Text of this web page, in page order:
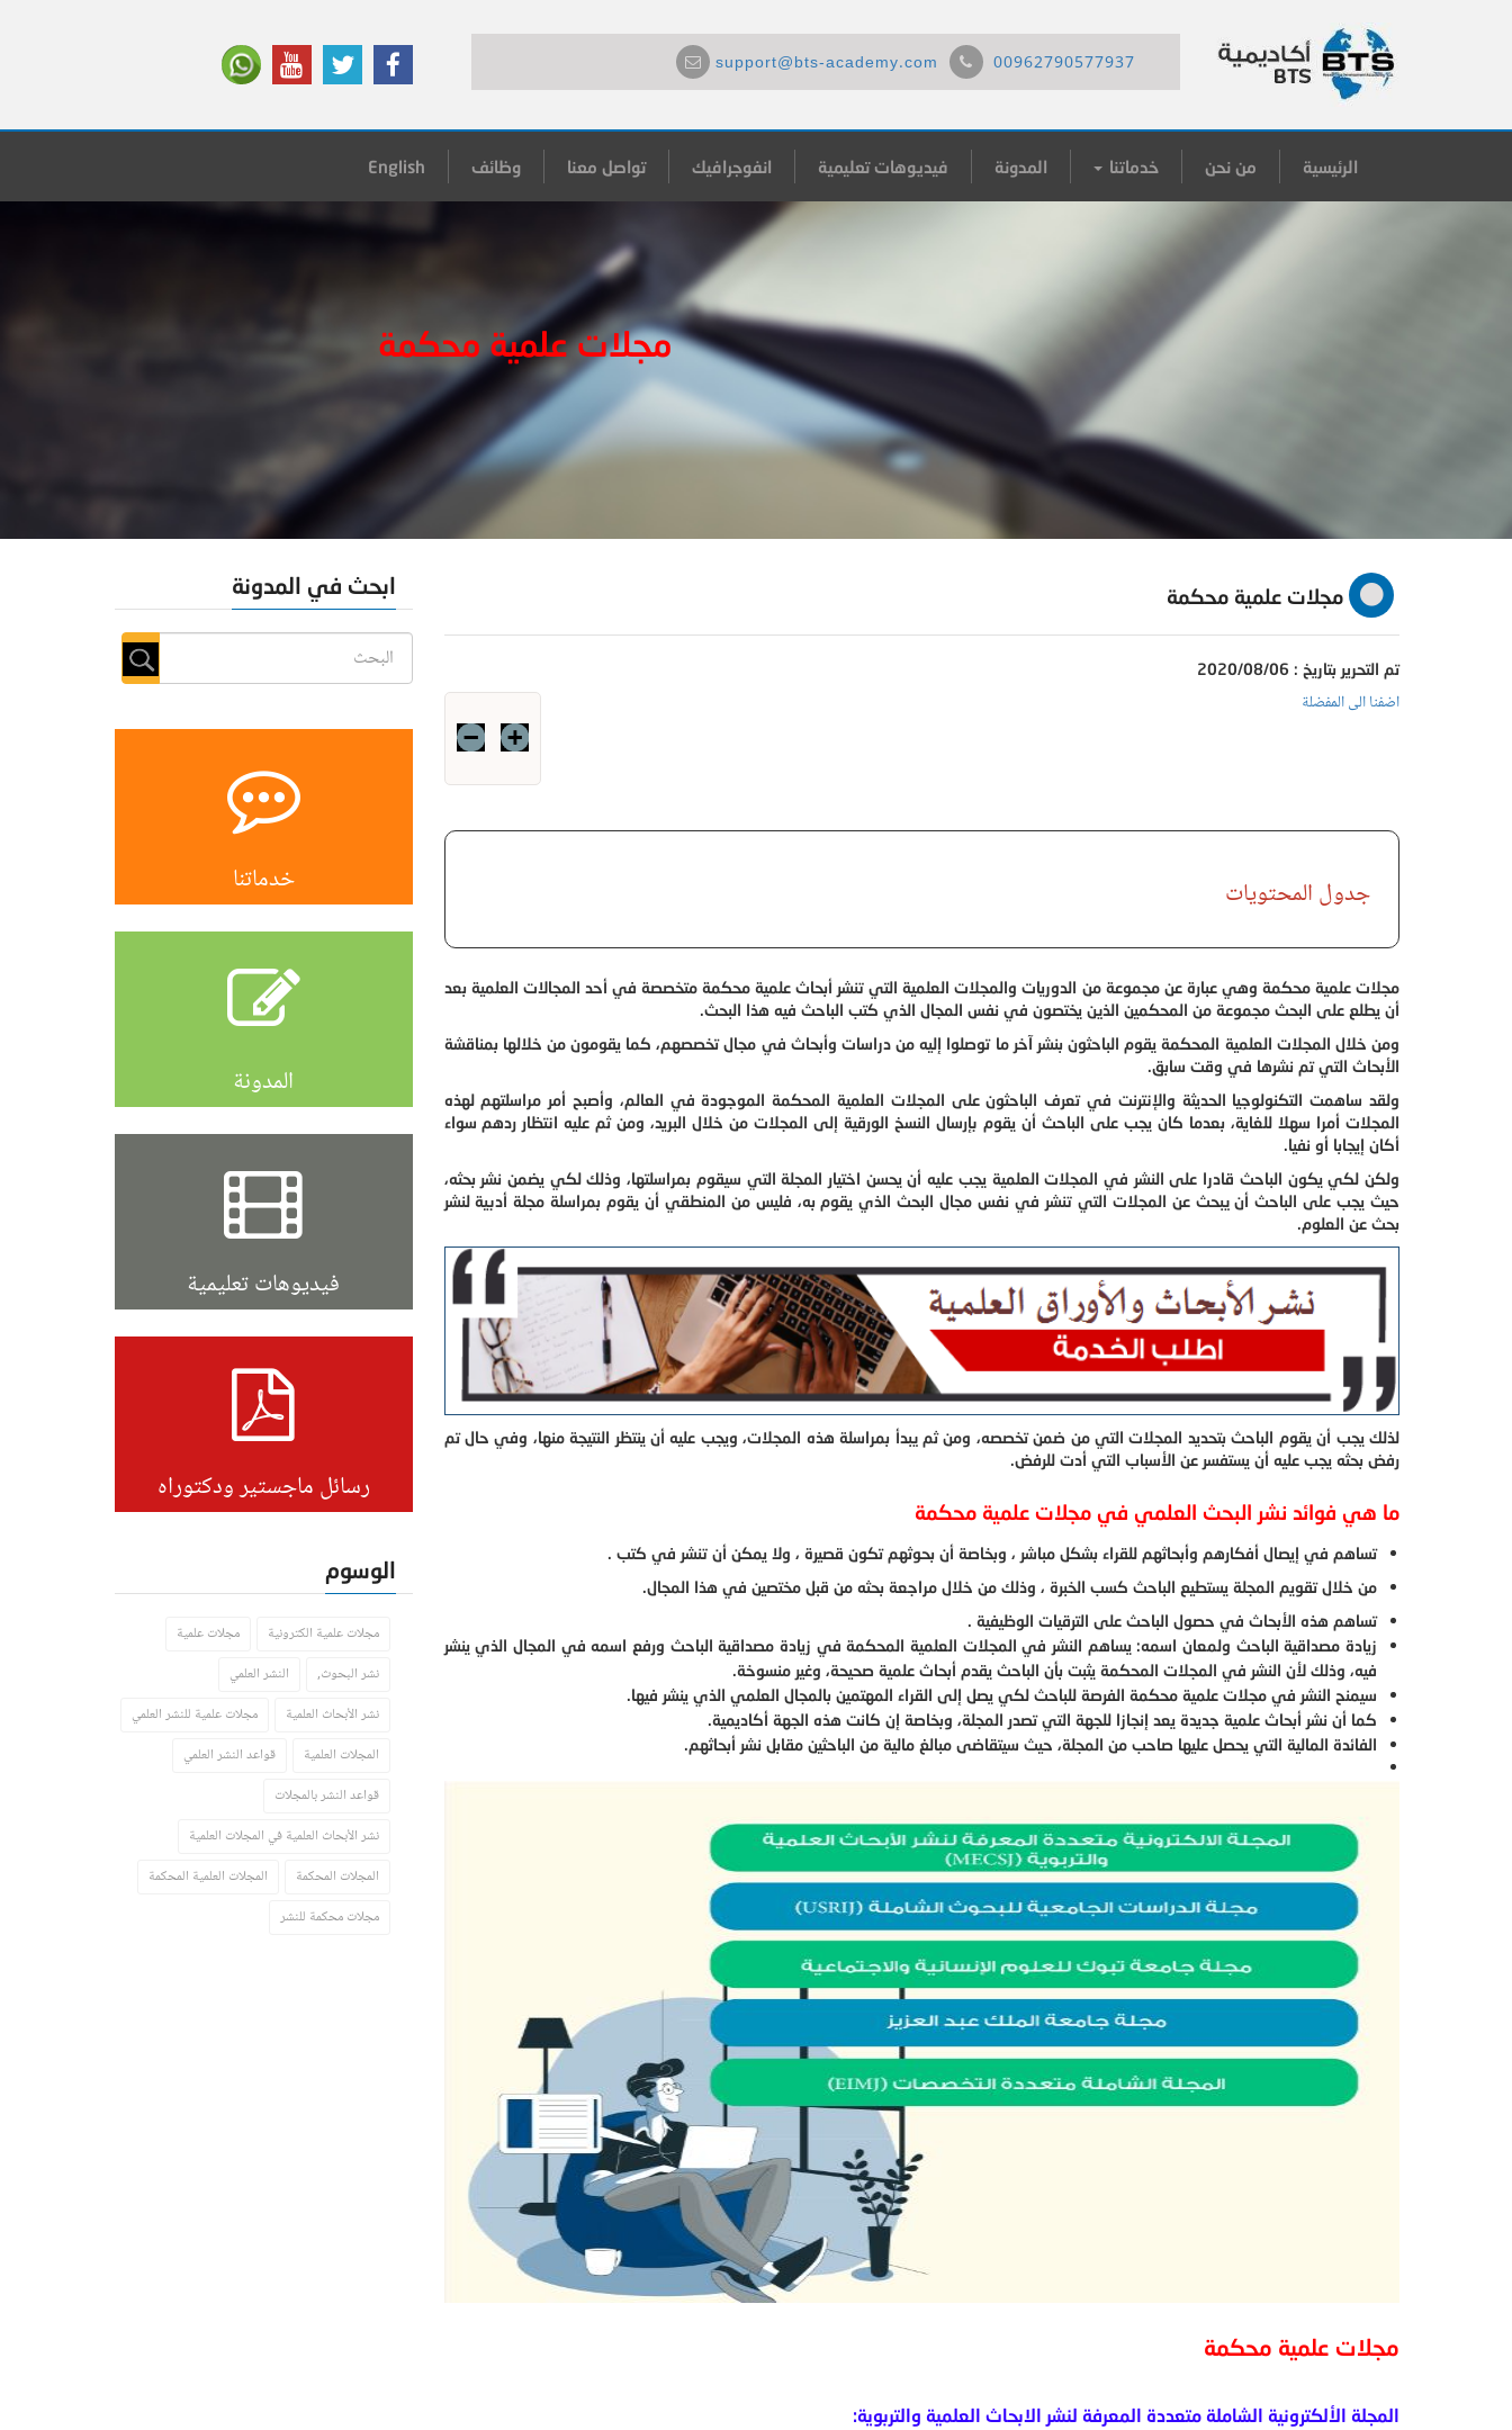
00962790577937
support@bts-academy.com
الرئيسية من نحن خدماتنا المدونة فيديوهات تعليمية انفوجرافيك تواصل معنا وظائف English
مجلات علمية محكمة
مجلات علمية محكمة
تم التحرير بتاريخ : 2020/08/06
اضفنا الى المفضلة
جدول المحتويات
مجلات علمية محكمة وهي عبارة عن مجموعة من الدوريات والمجلات العلمية التي تنشر أبحاث علمية محكمة متخصصة في أحد المجالات العلمية بعد
أن يطلع على البحث مجموعة من المحكمين الذين يختصون في نفس المجال الذي كتب الباحث فيه هذا البحث.
ومن خلال المجلات العلمية المحكمة يقوم الباحثون بنشر آخر ما توصلوا إليه من دراسات وأبحاث في مجال تخصصهم، كما يقومون من خلالها بمناقشة
الأبحاث التي تم نشرها في وقت سابق.
ولقد ساهمت التكنولوجيا الحديثة والإنترنت في تعرف الباحثون على المجلات العلمية المحكمة الموجودة في العالم، وأصبح أمر مراسلتهم لهذه
المجلات أمرا سهلا للغاية، بعدما كان يجب على الباحث أن يقوم بإرسال النسخ الورقية إلى المجلات من خلال البريد، ومن ثم عليه انتظار ردهم سواء
أكان إيجابا أو نفيا.
ولكن لكي يكون الباحث قادرا على النشر في المجلات العلمية يجب عليه أن يحسن اختيار المجلة التي سيقوم بمراسلتها، وذلك لكي يضمن نشر بحثه،
حيث يجب على الباحث أن يبحث عن المجلات التي تنشر في نفس مجال البحث الذي يقوم به، فليس من المنطقي أن يقوم بمراسلة مجلة أدبية لنشر
بحث عن العلوم.
لذلك يجب أن يقوم الباحث بتحديد المجلات التي من ضمن تخصصه، ومن ثم يبدأ بمراسلة هذه المجلات، ويجب عليه أن ينتظر النتيجة منها، وفي حال تم
رفض بحثه يجب عليه أن يستفسر عن الأسباب التي أدت للرفض.
ما هي فوائد نشر البحث العلمي في مجلات علمية محكمة
تساهم في إيصال أفكارهم وأبحاثهم للقراء بشكل مباشر ، وبخاصة أن بحوثهم تكون قصيرة ، ولا يمكن أن تنشر في كتب .
من خلال تقويم المجلة يستطيع الباحث كسب الخبرة ، وذلك من خلال مراجعة بحثه من قبل مختصين في هذا المجال.
تساهم هذه الأبحاث في حصول الباحث على الترقيات الوظيفية .
زيادة مصداقية الباحث ولمعان اسمه: يساهم النشر في المجلات العلمية المحكمة في زيادة مصداقية الباحث ورفع اسمه في المجال الذي ينشر
فيه، وذلك لأن النشر في المجلات المحكمة يثبت بأن الباحث يقدم أبحاث علمية صحيحة، وغير منسوخة.
سيمنح النشر في مجلات علمية محكمة الفرصة للباحث لكي يصل إلى القراء المهتمين بالمجال العلمي الذي ينشر فيها.
كما أن نشر أبحاث علمية جديدة يعد إنجازا للجهة التي تصدر المجلة، وبخاصة إن كانت هذه الجهة أكاديمية.
الفائدة المالية التي يحصل عليها صاحب من المجلة، حيث سيتقاضى مبالغ مالية من الباحثين مقابل نشر أبحاثهم.
مجلات علمية محكمة
المجلة الألكترونية الشاملة متعددة المعرفة لنشر الابحاث العلمية والتربوية:
ابحث في المدونة
خدماتنا
المدونة
فيديوهات تعليمية
رسائل ماجستير ودكتوراه
الوسوم
مجلات علمية الكترونية
مجلات علمية
نشر البحوث,
النشر العلمي
نشر الأبحاث العلمية
مجلات علمية للنشر العلمي
المجلات العلمية
قواعد النشر العلمي
قواعد النشر بالمجلات
نشر الأبحاث العلمية في المجلات العلمية
المجلات المحكمة
المجلات العلمية المحكمة
مجلات محكمة للنشر